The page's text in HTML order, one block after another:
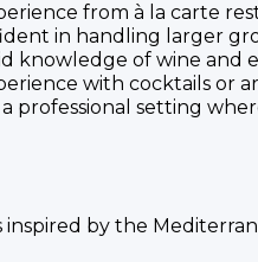
from à la carte
in handling larger
knowledge of wine and
with cocktails or
professional setting
by the